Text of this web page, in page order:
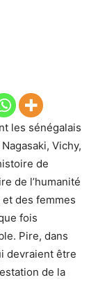
les sénégalais
Vichy,
de
de l’humanité
des femmes
fois
Pire, dans
devraient être
de la